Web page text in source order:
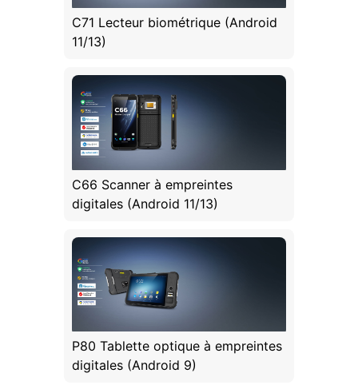
C71 Lecteur biométrique (Android
11/13)
C66 Scanner à empreintes
digitales (Android 11/13)
P80 Tablette optique à empreintes
digitales (Android 9)